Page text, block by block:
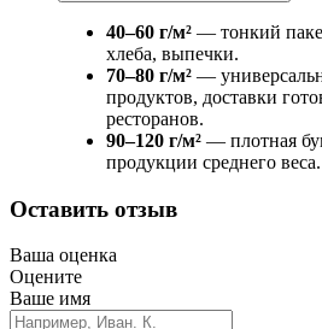
40–60 г/м² — тонкий
хлеба, выпечки.
70–80 г/м² —
продуктов, доставки
ресторанов.
90–120 г/м² — плотная
продукции среднего веса.
Оставить отзыв
Ваша оценка
Оцените
Ваше имя